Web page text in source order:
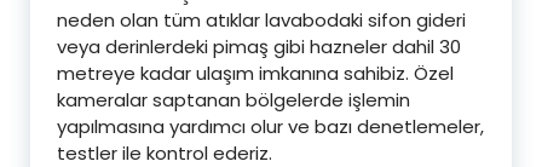
neden olan tüm atıklar lavabodaki sifon gideri
veya derinlerdeki pimaş gibi hazneler dahil 30
metreye kadar ulaşım imkanına sahibiz. Özel
kameralar saptanan bölgelerde işlemin
yapılmasına yardımcı olur ve bazı denetlemeler,
testler ile kontrol ederiz.